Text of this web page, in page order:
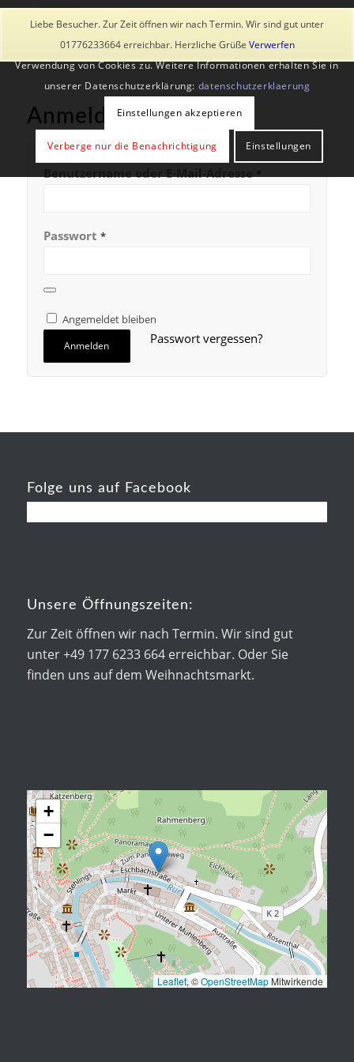
Liebe Besucher. Zur Zeit öffnen wir nach Termin. Wir sind gut unter
01776233664 erreichbar. Herzliche Grüße Verwerfen
Anmelden
Benutzername oder E-Mail-Adresse*
Passwort *
Angemeldet bleiben
Anmelden Passwort vergessen?
Folge uns auf Facebook
Unsere Öffnungszeiten:
Zur Zeit öffnen wir nach Termin. Wir sind gut
unter +49 177 6233 664 erreichbar. Oder Sie
finden uns auf dem Weihnachtsmarkt.
+
−
Leaflet, ©OpenStreetMap Mitwirkende
Diese Seite verwendet Cookies und ähnliche Technologien, auch
von Drittanbietern. Mit der Weiternutzung der Seite stimmst du der
Verwendung von Cookies zu. Weitere Informationen erhalten Sie in
unserer Datenschutzerklärung: datenschutzerklaerung
Einstellungen akzeptieren
Verberge nur die Benachrichtigung Einstellungen